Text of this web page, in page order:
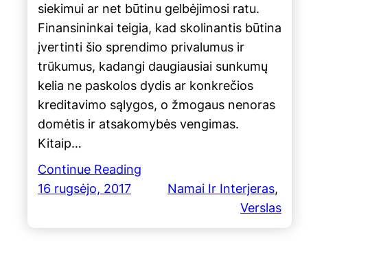
siekimui ar net būtinu gelbėjimosi ratu.
Finansininkai teigia, kad skolinantis būtina
įvertinti šio sprendimo privalumus ir
trūkumus, kadangi daugiausiai sunkumų
kelia ne paskolos dydis ar konkrečios
kreditavimo sąlygos, o žmogaus nenoras
domėtis ir atsakomybės vengimas.
Kitaip…
Continue Reading
16 rugsėjo, 2017
Namai Ir Interjeras
Verslas